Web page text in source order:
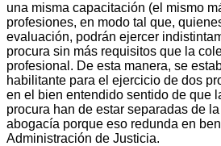
una misma capacitación (el mismo
profesiones, en modo tal que,
evaluación, podrán ejercer
procura sin más requisitos que la
profesional. De esta manera, se
habilitante para el ejercicio de dos
en el bien entendido sentido de que
procura han de estar separadas de
abogacía porque eso redunda en
Administración de Justicia.